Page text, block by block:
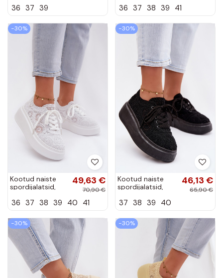
Cascade
36 37 39
jalanõud paksu
36 37 38 39 41
−30%
Kootud naiste
spordijalatsid,
Evalora
49,63 €
70,90 €
36 37 38 39 40 41
−30%
Kootud naiste
spordijalatsid,
Evalora
46,13 €
65,90 €
37 38 39 40
−30% −30%